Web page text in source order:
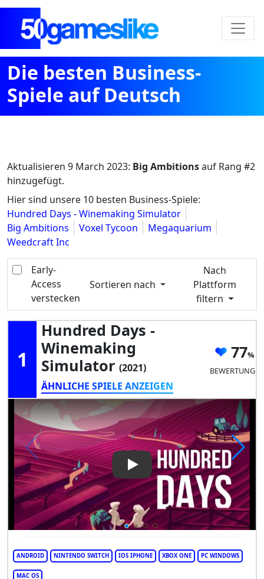
Die besten Business-
Spiele auf Deutsch
Aktualisieren 9 March 2023: Big Ambitionsauf Rang #2
hinzugefügt.
Hier sind unsere 10 besten Business-Spiele:
Hundred Days - Winemaking Simulator
Big Ambitions
Voxel Tycoon
Megaquarium
Weedcraft Inc
Early-
Access
verstecken
Sortieren nach
Nach
Plattform
filtern
1
Hundred Days -
Winemaking
Simulator (2021)
ÄHNLICHE SPIELE ANZEIGEN
77
BEWERTUNG
Play Video: Hundred Days -
ANDROID NINTENDO SWITCH IOS IPHONE XBOX ONE PC WINDOWS
MAC OS